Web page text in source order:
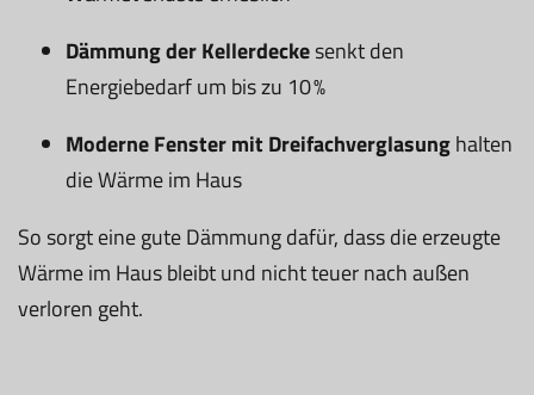
Dämmung der Kellerdeckesenkt den
Energiebedarf um bis zu 10 %
Moderne Fenster mit Dreifachverglasunghalten
die Wärme im Haus
So sorgt eine gute Dämmung dafür, dass die erzeugte
Wärme im Haus bleibt und nicht teuer nach außen
verloren geht.